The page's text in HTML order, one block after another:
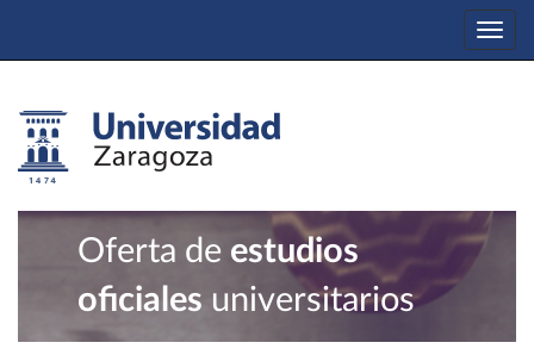
Oferta de estudios
oficiales universitarios